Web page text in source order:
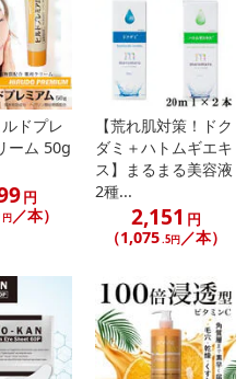
ノキシエタノール
ような場合には、使用を中止し
用を続けますと、症状を悪化さ
門医等にご相談されることをお
はれ、かゆみ、刺激等の異常が
に、直射日光があたって上記の
はれもの、しっしん等、異常の
ださい。
。万が一、目に入った場合はこ
拭き、キャップをよく閉めて清
ありますのでご注意ください。
ルドプレ
ーム 50g
円
円 ／本）
【荒れ肌対策！ドク
ダミ＋ハトムギエキ
ス】まるまる美容液
2種...
2,151 円
（1,075 .5円 ／本）